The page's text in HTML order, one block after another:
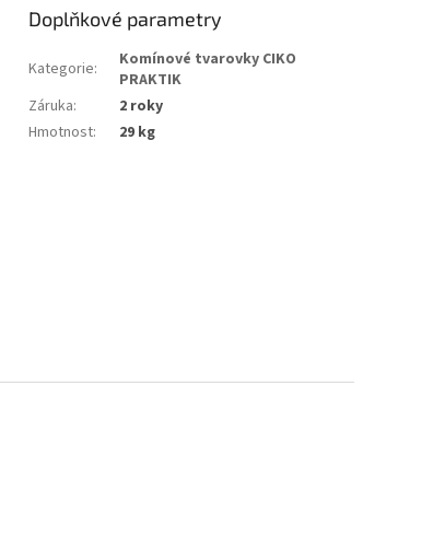
Doplňkové parametry
Kategorie:
Komínové tvarovky CIKO
PRAKTIK
Záruka:
2 roky
Hmotnost: 29 kg